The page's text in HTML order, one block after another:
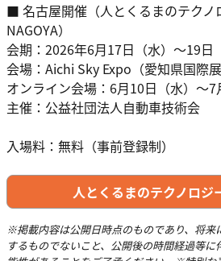
■ 名古屋開催（人とくるまのテクノ
NAGOYA）
会期：2026年6月17日（水）～19日
会場：Aichi Sky Expo（愛知県国際展
オンライン会場：6月10日（水）～7
主催：公益社団法人自動車技術会
入場料：無料（事前登録制）
人とくるまのテクノロジ
※掲載内容は公開日時点のものであり、将来
するものでないこと、公開後の時間経過等